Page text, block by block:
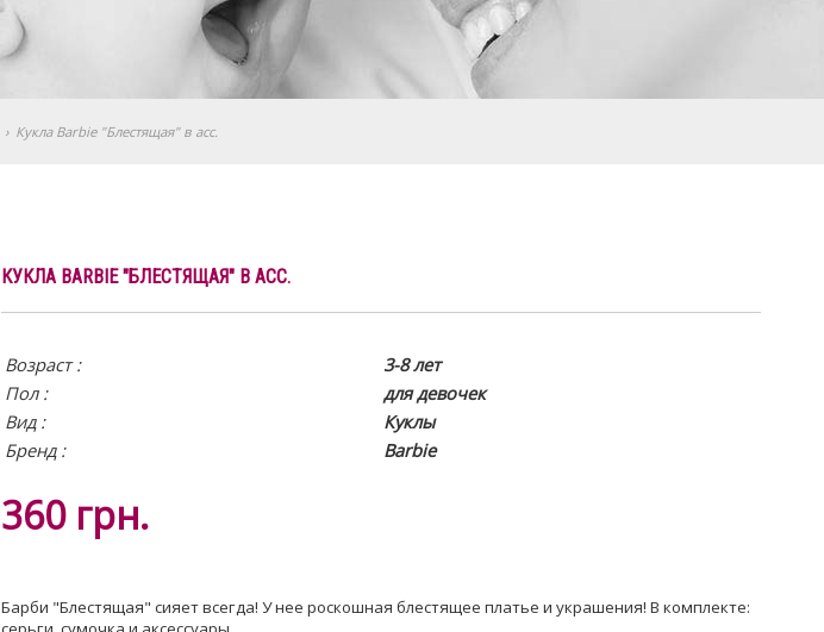
› Кукла Barbie "Блестящая" в асс.
КУКЛА BARBIE "БЛЕСТЯЩАЯ" В АСС.
Возраст :
3-8 лет
Пол :
для девочек
Вид :
Куклы
Бренд :
Barbie
360 грн.
Барби "Блестящая" сияет всегда! У нее роскошная блестящее платье и украшения! В комплекте: